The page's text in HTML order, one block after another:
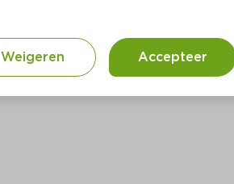
u het terugbrengen naar de
met Damhert BV: mail naar
voor het ongemak.
Weigeren Accepteer